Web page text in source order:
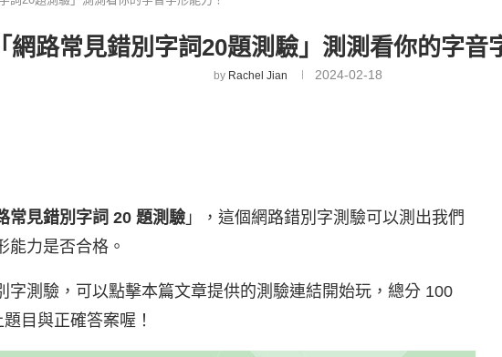
「網路常見錯別字詞20題測驗」測測看你的字音
by Rachel Jian 2024-02-18
常見錯別字詞 20 題測驗 」，這個網路錯別字測驗可以測出我們
能力是否合格。
字測驗，可以點擊本篇文章提供的測驗連結開始玩，總分 100
目與正確答案喔！